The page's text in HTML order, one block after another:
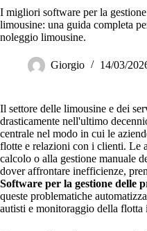
I migliori software per la
limousine: una guida completa
noleggio limousine.
Giorgio 14/03/
Il settore delle limousine e dei
drasticamente nell'ultimo
centrale nel modo in cui le
flotte e relazioni con i clienti. Le
calcolo o alla gestione manuale
dover affrontare inefficienze,
Software per la gestione delle
queste problematiche
autisti e monitoraggio della flotta